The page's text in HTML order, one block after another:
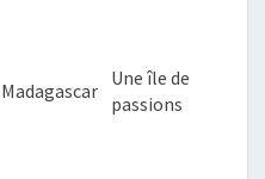
Madagascar
Une île de
passions